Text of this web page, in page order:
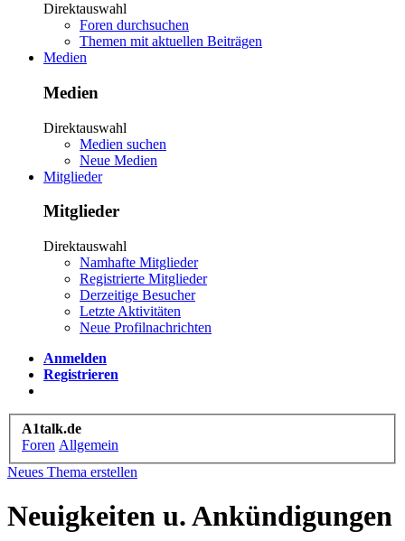
Direktauswahl
Foren durchsuchen
Themen mit aktuellen Beiträgen
Medien
Medien
Direktauswahl
Medien suchen
Neue Medien
Mitglieder
Mitglieder
Direktauswahl
Namhafte Mitglieder
Registrierte Mitglieder
Derzeitige Besucher
Letzte Aktivitäten
Neue Profilnachrichten
Anmelden
Registrieren
A1talk.de
Foren Allgemein
Neues Thema erstellen
Neuigkeiten u. Ankündigungen